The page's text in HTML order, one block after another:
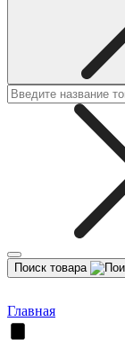
Поиск товара
Главная